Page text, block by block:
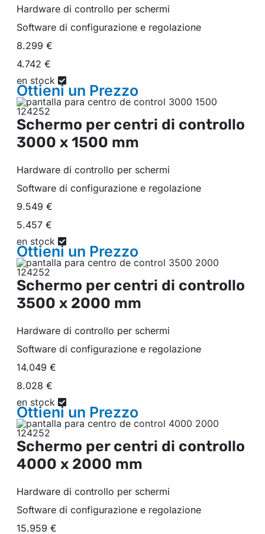
Hardware di controllo per schermi
Software di configurazione e regolazione
8.299 €
4.742 €
en stock
Ottieni un Prezzo
Schermo per centri di controllo
3000 x 1500 mm
Hardware di controllo per schermi
Software di configurazione e regolazione
9.549 €
5.457 €
en stock
Ottieni un Prezzo
Schermo per centri di controllo
3500 x 2000 mm
Hardware di controllo per schermi
Software di configurazione e regolazione
14.049 €
8.028 €
en stock
Ottieni un Prezzo
Schermo per centri di controllo
4000 x 2000 mm
Hardware di controllo per schermi
Software di configurazione e regolazione
15.959 €